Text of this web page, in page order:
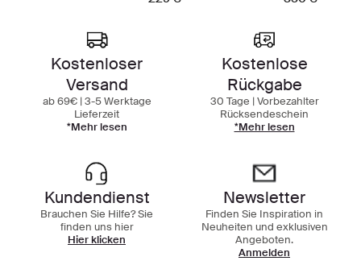
Kostenloser
Versand
ab 69€ | 3-5 Werktage
Lieferzeit
*Mehr lesen
Kostenlose
Rückgabe
30 Tage | Vorbezahlter
Rücksendeschein
*Mehr lesen
Kundendienst
Brauchen Sie Hilfe? Sie
finden uns hier
Hier klicken
Newsletter
Finden Sie Inspiration in
Neuheiten und exklusiven
Angeboten.
Anmelden